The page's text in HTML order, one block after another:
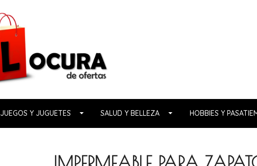
JUEGOS Y JUGUETES SALUD Y BELLEZA HOBBIES Y